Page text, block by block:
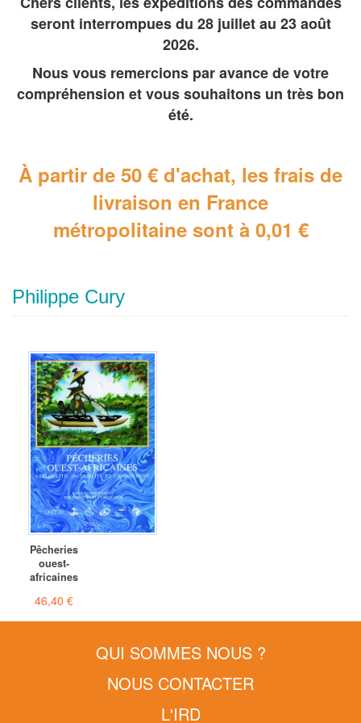
seront interrompues du 28 juillet au 23 août
2026.
Nous vous remercions par avance de votre
compréhension et vous souhaitons un très bon
été.
À partir de 50 € d'achat, les frais de
livraison en France
métropolitainesont à 0,01 €
Philippe Cury
Pêcheries
ouest-
africaines
46,40 €
QUI SOMMES NOUS ?
NOUS CONTACTER
L'IRD